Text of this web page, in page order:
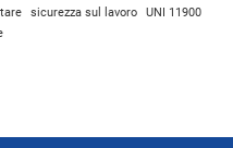
sicurezza sul lavoro
UNI 11900